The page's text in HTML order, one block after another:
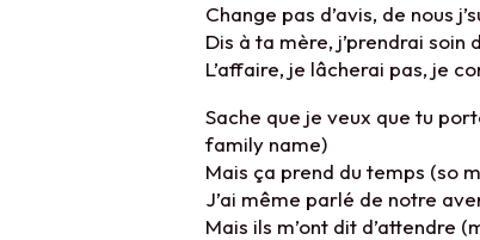
Change pas d’avis, de nous
Dis à ta mère, j’prendrai soin
L’affaire, je lâcherai pas, je
Sache que je veux que tu
family name)
Mais ça prend du temps (so
J’ai même parlé de notre
Mais ils m’ont dit d’attendre